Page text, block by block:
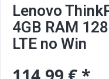
Lenovo
4GB RAM
LTE no Win